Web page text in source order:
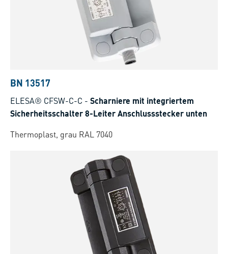
BN 13517
ELESA® CFSW-C-C - Scharniere mit integriertem
Sicherheitsschalter 8-Leiter Anschlussstecker unten
Thermoplast, grau RAL 7040